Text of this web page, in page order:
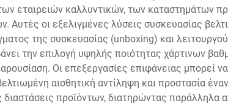
εταιρειών καλλυντικών, των καταστημάτων
οι εξελιγμένες λύσεις συσκευασίας
της συσκευασίας (unboxing) και
την επιλογή υψηλής ποιότητας χάρτινων
Οι επεξεργασίες επιφάνειας μπορεί
αισθητική αντίληψη και προστασία
προϊόντων, διατηρώντας παράλληλα